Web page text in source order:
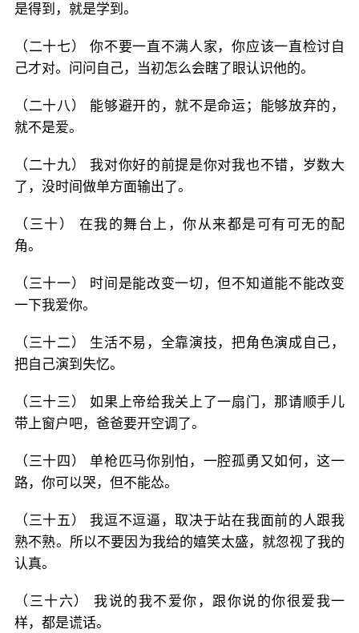
是得到，就是学到。
（二十七） 你不要一直不满人家，你应该一直检讨自
己才对。问问自己，当初怎么会瞎了眼认识他的。
（二十八） 能够避开的，就不是命运；能够放弃的，
就不是爱。
（二十九） 我对你好的前提是你对我也不错，岁数大
了，没时间做单方面输出了。
（三十） 在我的舞台上，你从来都是可有可无的配
角。
（三十一） 时间是能改变一切，但不知道能不能改变
一下我爱你。
（三十二） 生活不易，全靠演技，把角色演成自己，
把自己演到失忆。
（三十三） 如果上帝给我关上了一扇门，那请顺手儿
带上窗户吧，爸爸要开空调了。
（三十四） 单枪匹马你别怕，一腔孤勇又如何，这一
路，你可以哭，但不能怂。
（三十五） 我逗不逗逼，取决于站在我面前的人跟我
熟不熟。所以不要因为我给的嬉笑太盛，就忽视了我的
认真。
（三十六） 我说的我不爱你，跟你说的你很爱我一
样，都是谎话。